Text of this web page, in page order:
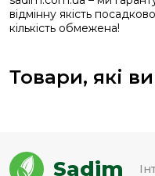
відмінну якість
кількість обмежена!
Товари, які
Sadim